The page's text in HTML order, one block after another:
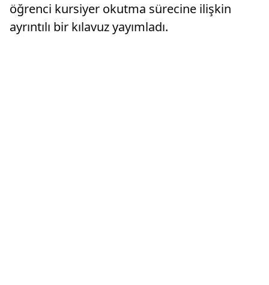
öğrenci kursiyer okutma sürecine ilişkin
ayrıntılı bir kılavuz yayımladı.